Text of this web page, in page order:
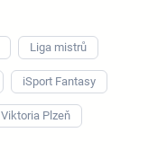
Liga mistrů
iSport Fantasy
Viktoria Plzeň